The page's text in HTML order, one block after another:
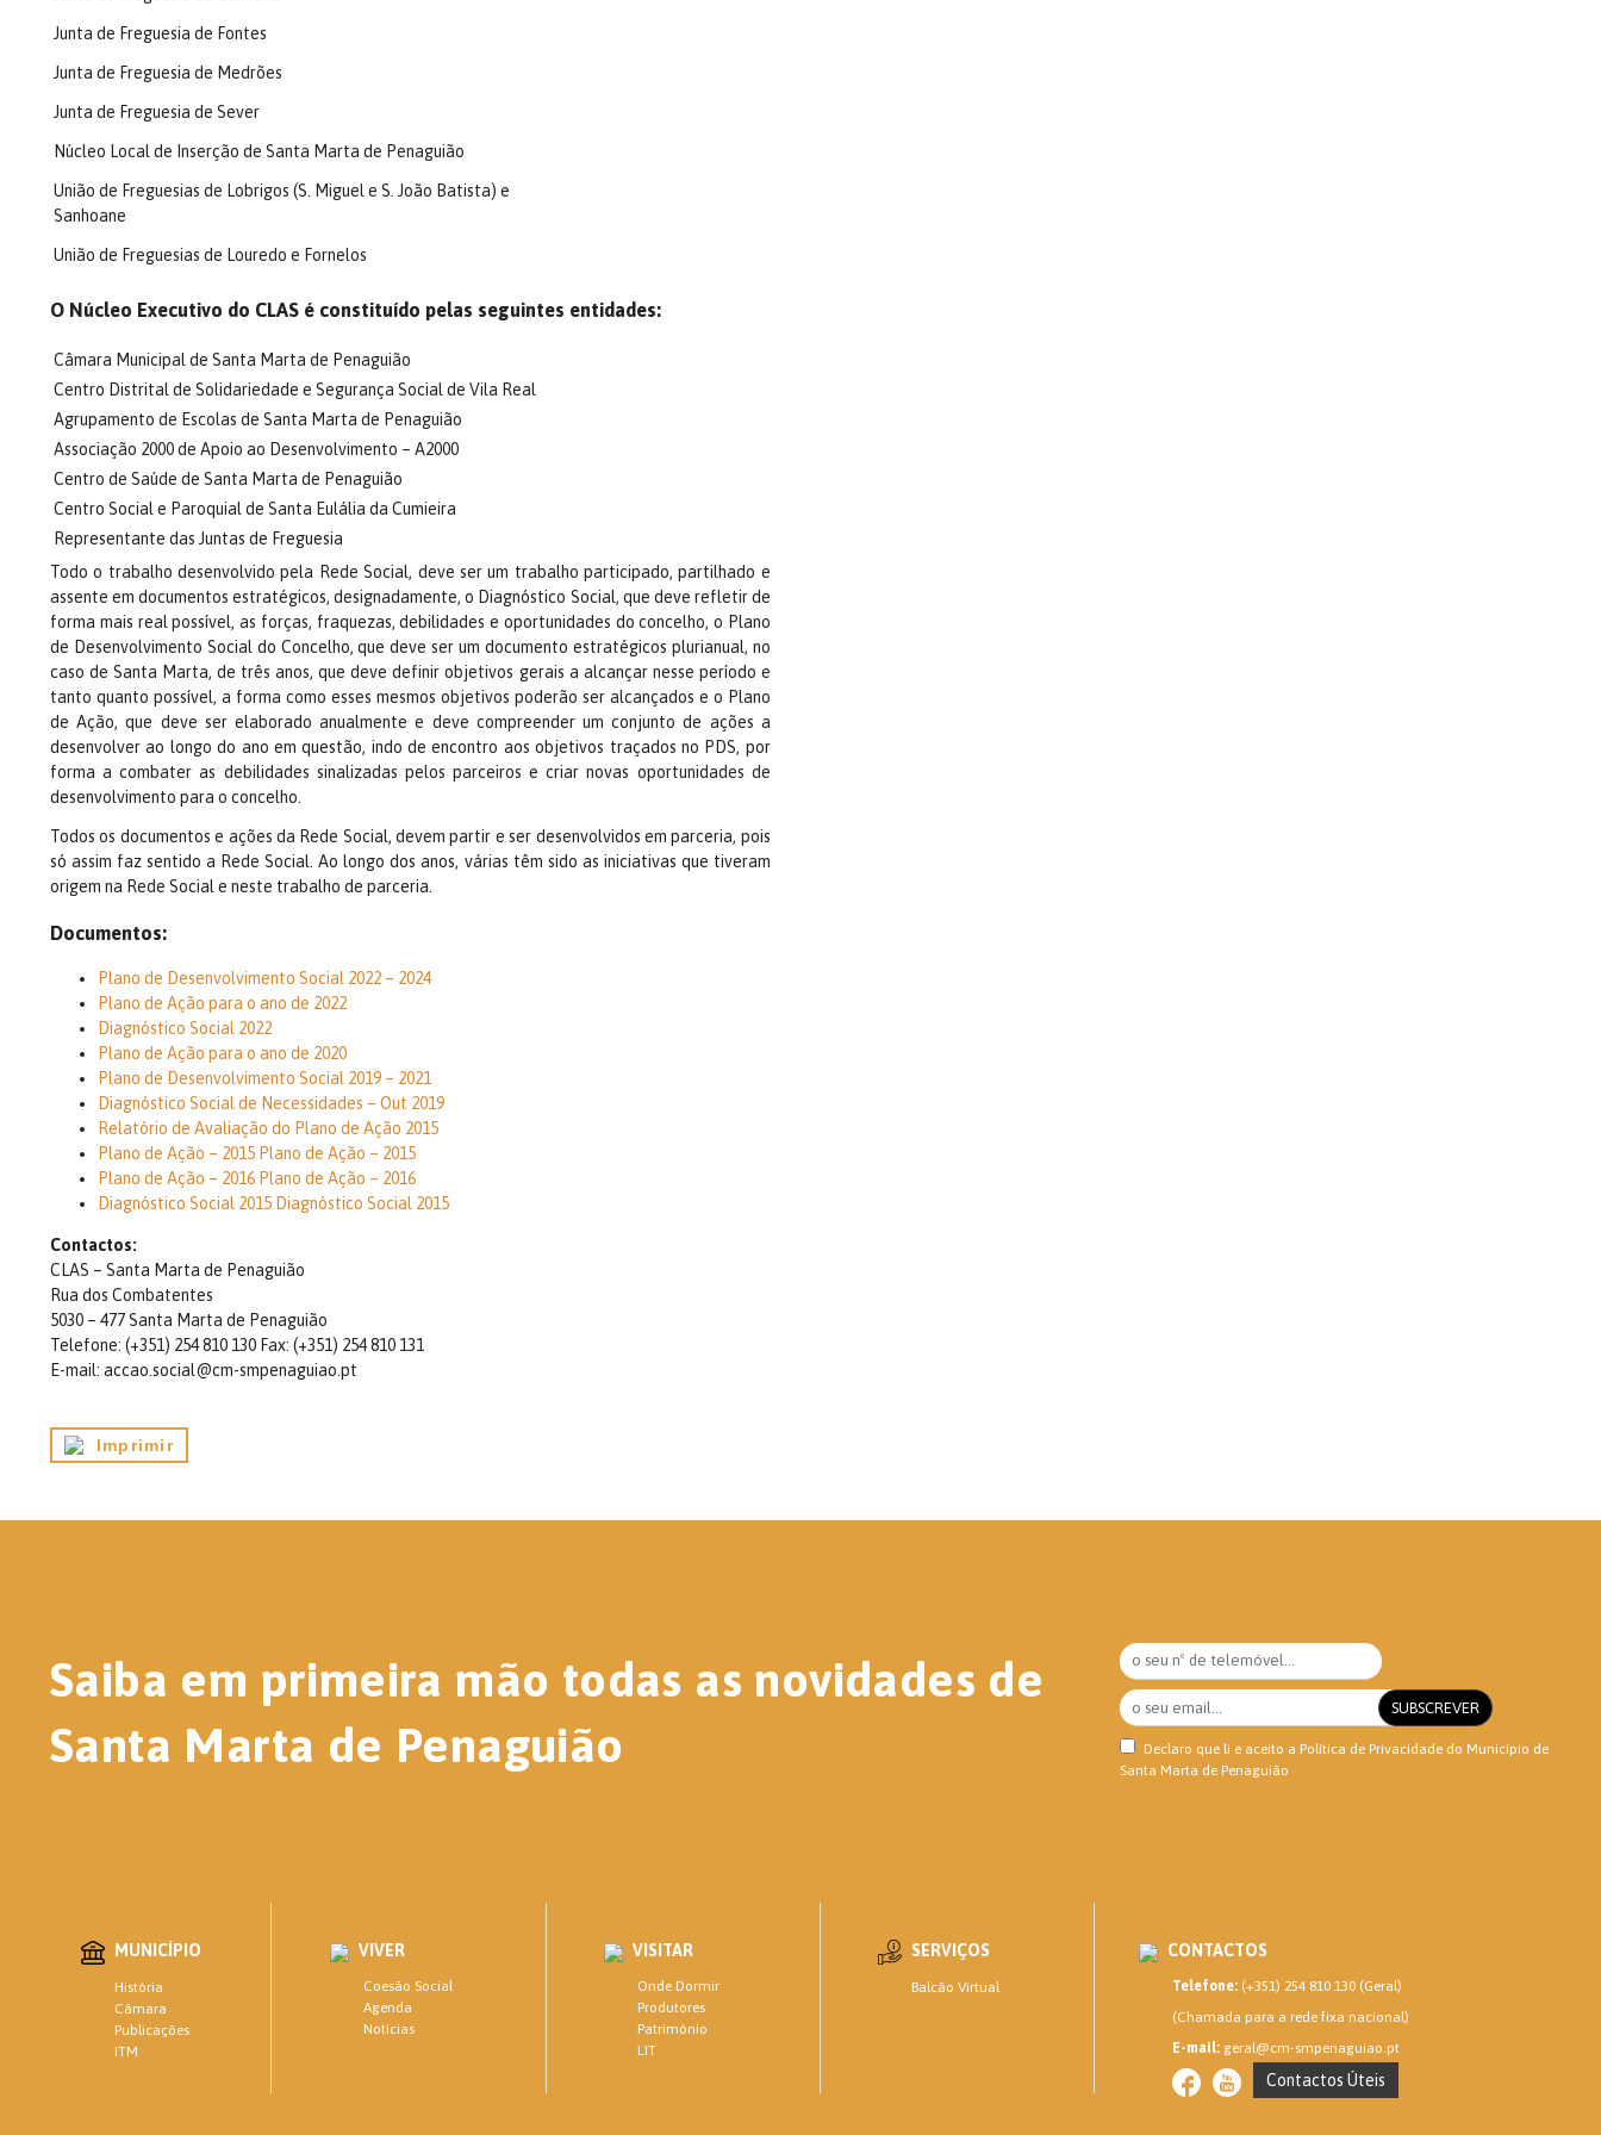
Junta de Freguesia de Fontes
Junta de Freguesia de Medrões
Junta de Freguesia de Sever
Núcleo Local de Inserção de Santa Marta de Penaguião
União de Freguesias de Lobrigos (S. Miguel e S. João Batista) e
Sanhoane
União de Freguesias de Louredo e Fornelos
O Núcleo Executivo do CLAS é constituído pelas seguintes entidades:
Câmara Municipal de Santa Marta de Penaguião
Centro Distrital de Solidariedade e Segurança Social de Vila Real
Agrupamento de Escolas de Santa Marta de Penaguião
Associação 2000 de Apoio ao Desenvolvimento – A2000
Centro de Saúde de Santa Marta de Penaguião
Centro Social e Paroquial de Santa Eulália da Cumieira
Representante das Juntas de Freguesia
Todo o trabalho desenvolvido pela Rede Social, deve ser um trabalho participado, partilhado e
assente em documentos estratégicos, designadamente, o Diagnóstico Social, que deve refletir de
forma mais real possível, as forças, fraquezas, debilidades e oportunidades do concelho, o Plano
de Desenvolvimento Social do Concelho, que deve ser um documento estratégicos plurianual, no
caso de Santa Marta, de três anos, que deve definir objetivos gerais a alcançar nesse período e
tanto quanto possível, a forma como esses mesmos objetivos poderão ser alcançados e o Plano
de Ação, que deve ser elaborado anualmente e deve compreender um conjunto de ações a
desenvolver ao longo do ano em questão, indo de encontro aos objetivos traçados no PDS, por
forma a combater as debilidades sinalizadas pelos parceiros e criar novas oportunidades de
desenvolvimento para o concelho.
Todos os documentos e ações da Rede Social, devem partir e ser desenvolvidos em parceria, pois
só assim faz sentido a Rede Social. Ao longo dos anos, várias têm sido as iniciativas que tiveram
origem na Rede Social e neste trabalho de parceria.
Documentos:
Plano de Desenvolvimento Social 2022 – 2024
Plano de Ação para o ano de 2022
Diagnóstico Social 2022
Plano de Ação para o ano de 2020
Plano de Desenvolvimento Social 2019 – 2021
Diagnóstico Social de Necessidades – Out 2019
Relatório de Avaliação do Plano de Ação 2015
Plano de Ação – 2015 Plano de Ação – 2015
Plano de Ação – 2016 Plano de Ação – 2016
Diagnóstico Social 2015 Diagnóstico Social 2015
Contactos:
CLAS – Santa Marta de Penaguião
Rua dos Combatentes
5030 – 477 Santa Marta de Penaguião
Telefone: (+351) 254 810 130 Fax: (+351) 254 810 131
E-mail: accao.social@cm-smpenaguiao.pt
Imprimir
Saiba em primeira mão todas as novidades de
Santa Marta de Penaguião
Declaro que li e aceito a Política de Privacidadedo Município de
Santa Marta de Penaguião
MUNICÍPIO
História
Câmara
Publicações
ITM
VIVER
Coesão Social
Agenda
Notícias
VISITAR
Onde Dormir
Produtores
Património
LIT
SERVIÇOS
Balcão Virtual
CONTACTOS
Telefone:(+351) 254 810 130 (Geral)
(Chamada para a rede fixa nacional)
E-mail:geral@cm-smpenaguiao.pt
Contactos Úteis